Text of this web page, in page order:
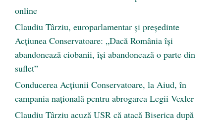
online
Claudiu Târziu, europarlamentar și președinte
Acțiunea Conservatoare: „Dacă România își
abandonează ciobanii, își abandonează o parte din
suflet”
Conducerea Acțiunii Conservatoare, la Aiud, în
campania națională pentru abrogarea Legii Vexler
Claudiu Târziu acuză USR că atacă Biserica după